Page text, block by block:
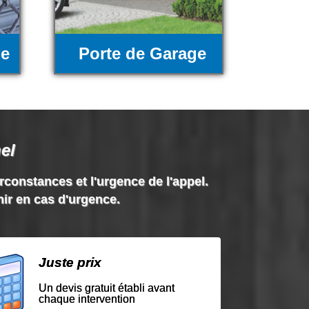
Porte de Garage
et l'urgence de l'appel.
en cas d'urgence.
Juste prix
Un devis gratuit établi avant
chaque intervention